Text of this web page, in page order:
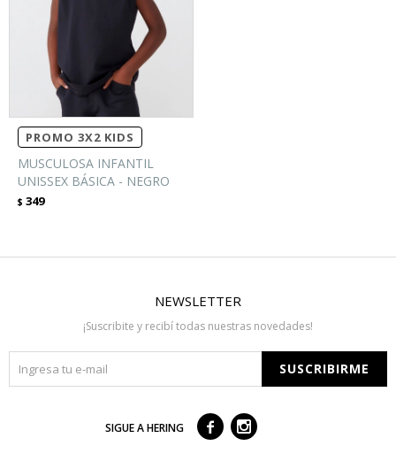
PROMO 3X2 KIDS
MUSCULOSA INFANTIL
UNISSEX BÁSICA - NEGRO
$ 349
NEWSLETTER
¡Suscribite y recibí todas nuestras novedades!
SUSCRIBIRME
SIGUE A HERING  